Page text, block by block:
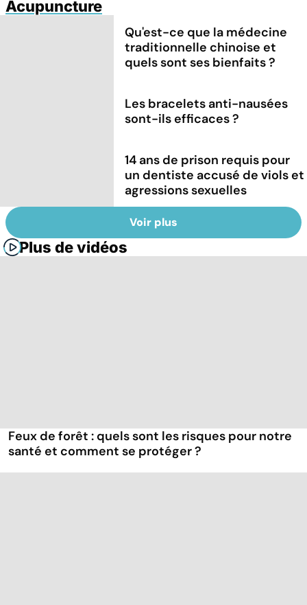
Acupuncture
Qu'est-ce que la médecine
traditionnelle chinoise et
quels sont ses bienfaits ?
Les bracelets anti-nausées
sont-ils efficaces ?
14 ans de prison requis pour
un dentiste accusé de viols et
agressions sexuelles
Voir plus
Plus de vidéos
Feux de forêt : quels sont les risques pour notre
santé et comment se protéger ?